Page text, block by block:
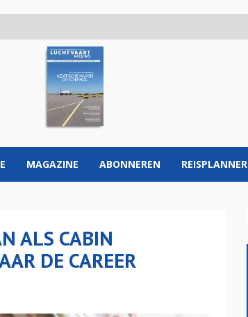
MAGAZINE ABONNEREN REISPLANNER
ALS CABIN
DE CAREER